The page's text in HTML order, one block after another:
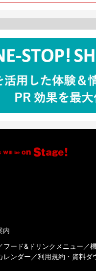
内
フード&ドリンクメニュー
レンダー
利用規約・資料ダ